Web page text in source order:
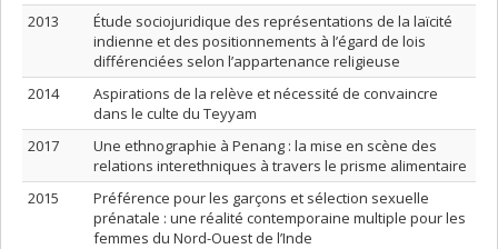
2013
Étude sociojuridique des représentations de la laïcité
indienne et des positionnements à l’égard de lois
différenciées selon l’appartenance religieuse
2014
Aspirations de la relève et nécessité de convaincre
dans le culte du Teyyam
2017
Une ethnographie à Penang : la mise en scène des
relations interethniques à travers le prisme alimentaire
2015
Préférence pour les garçons et sélection sexuelle
prénatale : une réalité contemporaine multiple pour les
femmes du Nord-Ouest de l’Inde